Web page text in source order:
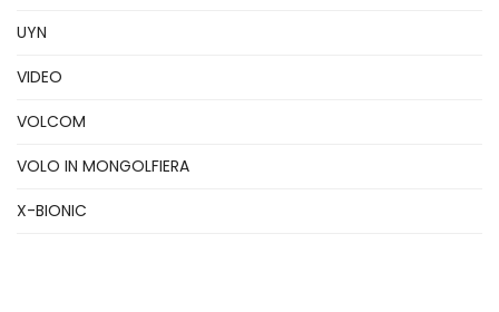
UYN
VIDEO
VOLCOM
VOLO IN MONGOLFIERA
X-BIONIC